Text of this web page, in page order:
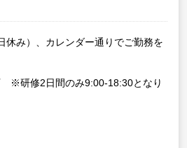
休み）、カレンダー通りでご勤務を
※研修2日間のみ9:00-18:30となり